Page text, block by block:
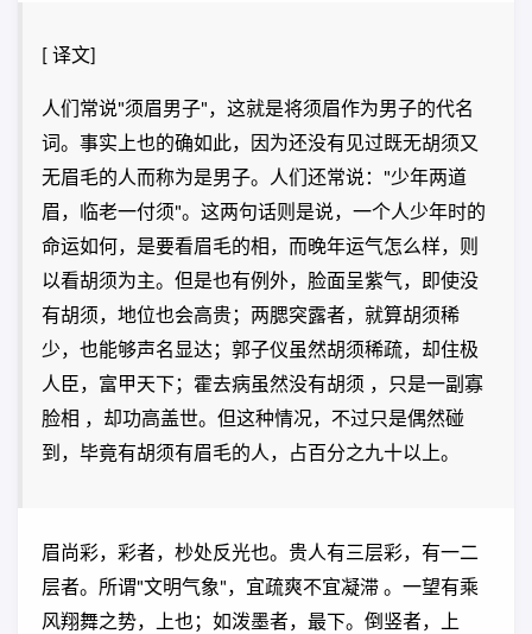
[ 译文]
人们常说"须眉男子"，这就是将须眉作为男子的代名
词。事实上也的确如此，因为还没有见过既无胡须又
无眉毛的人而称为是男子。人们还常说："少年两道
眉，临老一付须"。这两句话则是说，一个人少年时的
命运如何，是要看眉毛的相，而晚年运气怎么样，则
以看胡须为主。但是也有例外，脸面呈紫气，即使没
有胡须，地位也会高贵；两腮突露者，就算胡须稀
少，也能够声名显达；郭子仪虽然胡须稀疏，却住极
人臣，富甲天下；霍去病虽然没有胡须 ，只是一副寡
脸相 ，却功高盖世。但这种情况，不过只是偶然碰
到，毕竟有胡须有眉毛的人，占百分之九十以上。
眉尚彩，彩者，杪处反光也。贵人有三层彩，有一二
层者。所谓"文明气象"，宜疏爽不宜凝滞 。一望有乘
风翔舞之势，上也；如泼墨者，最下。倒竖者，上